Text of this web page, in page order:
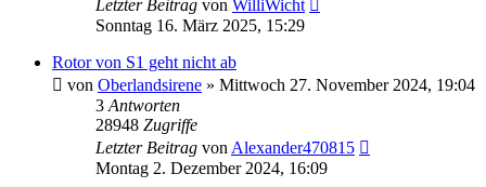
Letzter Beitrag von WilliWicht
Sonntag 16. März 2025, 15:29
Rotor von S1 geht nicht ab
von Oberlandsirene » Mittwoch 27. November 2024, 19:04
3 Antworten
28948 Zugriffe
Letzter Beitrag von Alexander470815
Montag 2. Dezember 2024, 16:09